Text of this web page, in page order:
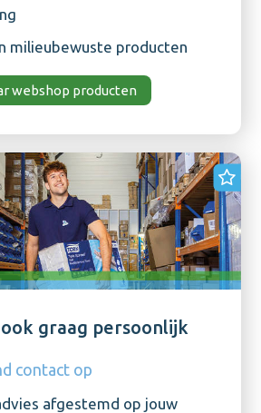
milieubewuste producten
webshop producten
graag persoonlijk
contact op
afgestemd op jouw